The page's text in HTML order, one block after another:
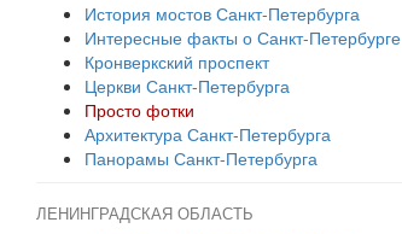
История мостов Санкт-Петербурга
Интересные факты о Санкт-Петербурге
Кронверкский проспект
Церкви Санкт-Петербурга
Просто фотки
Архитектура Санкт-Петербурга
Панорамы Санкт-Петербурга
ЛЕНИНГРАДСКАЯ ОБЛАСТЬ